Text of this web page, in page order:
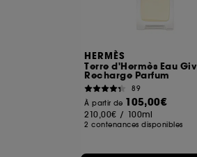
HERMÈS
Terre d'Hermès Eau
Recharge Parfum
89
À partir de 105,00€
210,00€ / 100ml
2 contenances disponibles